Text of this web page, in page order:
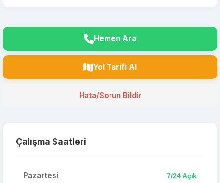
Hemen Ara
Yol Tarifi Al
Hata/Sorun Bildir
Çalışma Saatleri
Pazartesi 7/24 Açık